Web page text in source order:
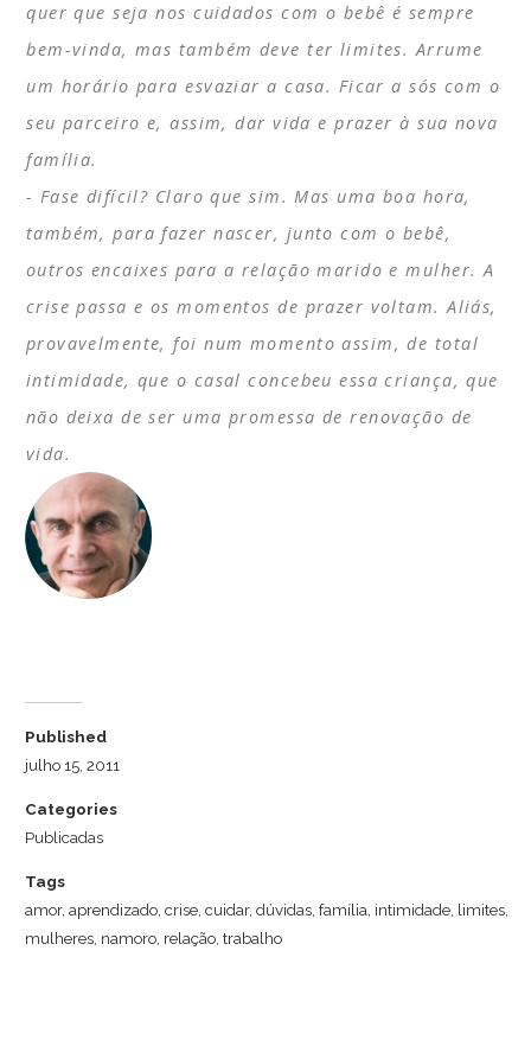
quer que seja nos cuidados com o bebê é sempre
bem-vinda, mas também deve ter limites. Arrume
um horário para esvaziar a casa. Ficar a sós com o
seu parceiro e, assim, dar vida e prazer à sua nova
família.
Fase difícil? Claro que sim. Mas uma boa hora,
também, para fazer nascer, junto com o bebê,
outros encaixes para a relação marido e mulher. A
crise passa e os momentos de prazer voltam. Aliás,
provavelmente, foi num momento assim, de total
intimidade, que o casal concebeu essa criança, que
não deixa de ser uma promessa de renovação de
vida.
Published
julho 15, 2011
Categories
Publicadas
Tags
amor,aprendizado,crise,cuidar,dúvidas,família, intimidade, limites,
mulheres, namoro, relação,trabalho